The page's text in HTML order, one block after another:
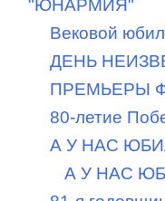
"ЮНАРМИЯ"
Вековой
ДЕНЬ
ПРЕМЬЕРЫ
80-летие
А У НАС
А У НАС